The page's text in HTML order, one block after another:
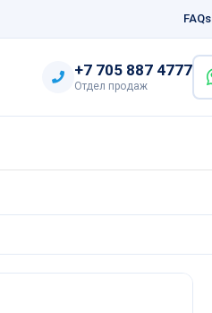
FAQs
‎+7 705 887 4777
Отдел продаж